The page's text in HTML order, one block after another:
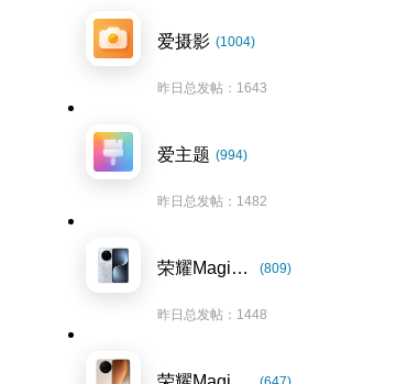
爱摄影 (1004)
昨日总发帖：1643
爱主题 (994)
昨日总发帖：1482
荣耀Magic7系列 (809)
昨日总发帖：1448